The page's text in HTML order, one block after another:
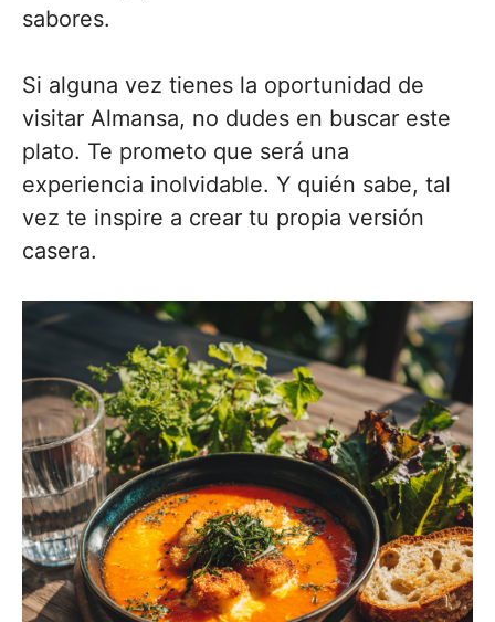
sabores.
Si alguna vez tienes la oportunidad de
visitar Almansa, no dudes en buscar este
plato. Te prometo que será una
experiencia inolvidable. Y quién sabe, tal
vez te inspire a crear tu propia versión
casera.